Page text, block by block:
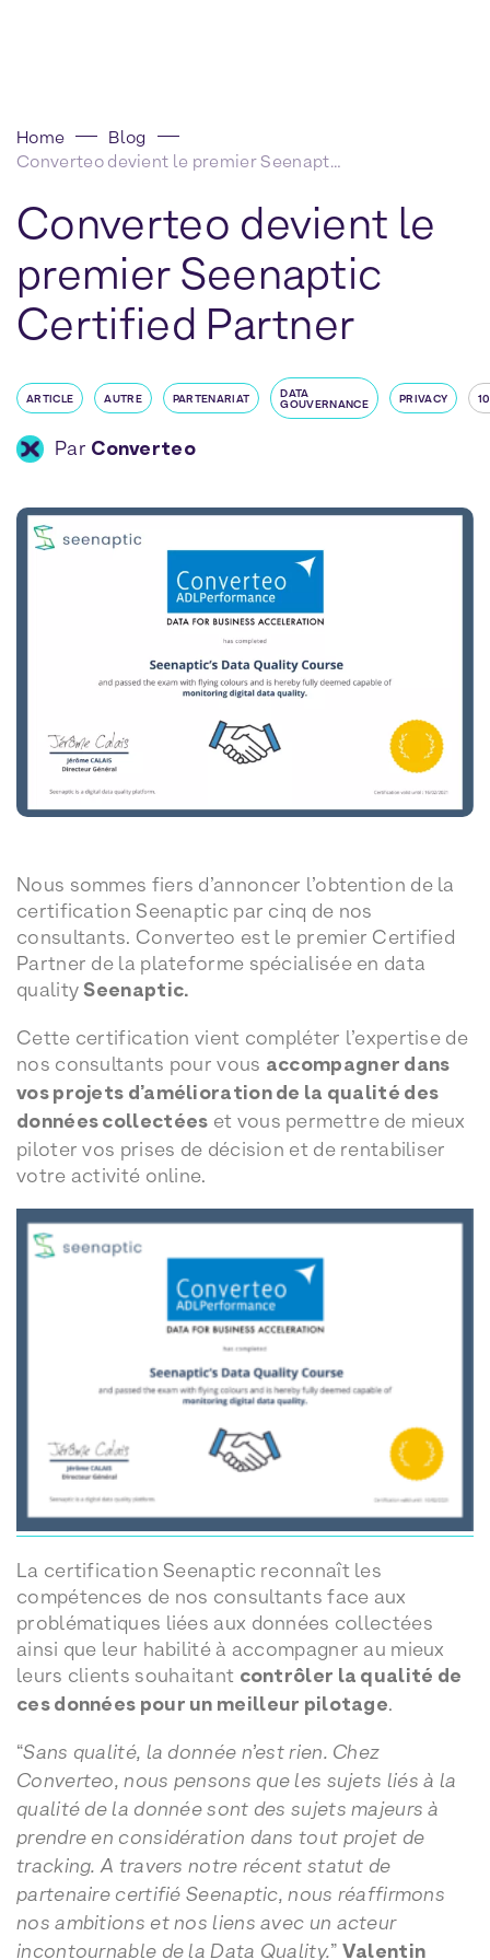
Home
Blog
Converteo devient le premier Seenaptic Certified Partner
Converteo devient le
premier Seenaptic
Certified Partner
ARTICLE AUTRE PARTENARIAT
DATA
GOUVERNANCE
PRIVACY
Par Converteo
Nous sommes fiers d’annoncer l’obtention de la
certification Seenaptic par cinq de nos
consultants. Converteo est le premier Certified
Partner de la plateforme spécialisée en data
qualitySeenaptic.
Cette certification vient compléter l’expertise de
nos consultants pour vous accompagner dans
vos projets d’amélioration de la qualité des
données collectées et vous permettre de mieux
piloter vos prises de décision et de rentabiliser
votre activité online.
La certification Seenaptic reconnaît les
compétences de nos consultants face aux
problématiques liées aux données collectées
ainsi que leur habilité à accompagner au mieux
leurs clients souhaitant contrôler la qualité de
ces données pour un meilleur pilotage.
“Sans qualité, la donnée n’est rien. Chez
Converteo, nous pensons que les sujets liés à la
qualité de la donnée sont des sujets majeurs à
prendre en considération dans tout projet de
tracking. A travers notre récent statut de
partenaire certifié Seenaptic, nous réaffirmons
nos ambitions et nos liens avec un acteur
incontournable de la Data Quality.” Valentin